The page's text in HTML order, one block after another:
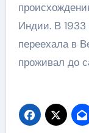
Индии. В 1933
переехала в
проживал до